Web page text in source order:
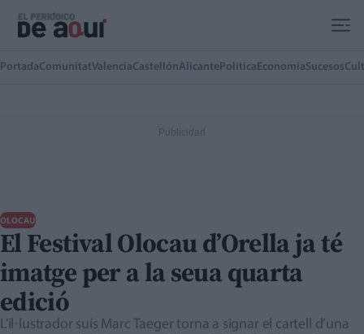
PortadaComunitatValenciaCastellónAlicante Política EconomíaSucesos
OLOCAU
El Festival Olocau d’Orella ja té
imatge per a la seua quarta
edició
L'il·lustrador suís Marc Taeger torna a signar el cartell d’una